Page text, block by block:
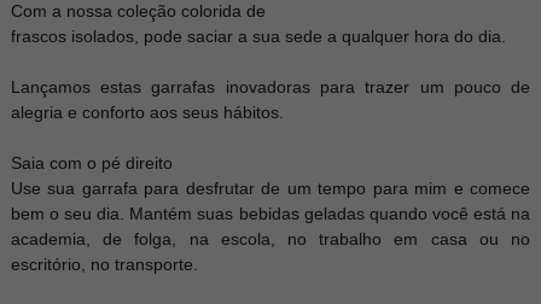
Com a nossa coleção colorida de
frascos isolados, pode saciar a sua sede a qualquer hora do dia.
Lançamos estas garrafas inovadoras para trazer um pouco de
alegria e conforto aos seus hábitos.
Saia com o pé direito
Use sua garrafa para desfrutar de um tempo para mim e comece
bem o seu dia. Mantém suas bebidas geladas quando você está na
academia, de folga, na escola, no trabalho em casa ou no
escritório, no transporte.